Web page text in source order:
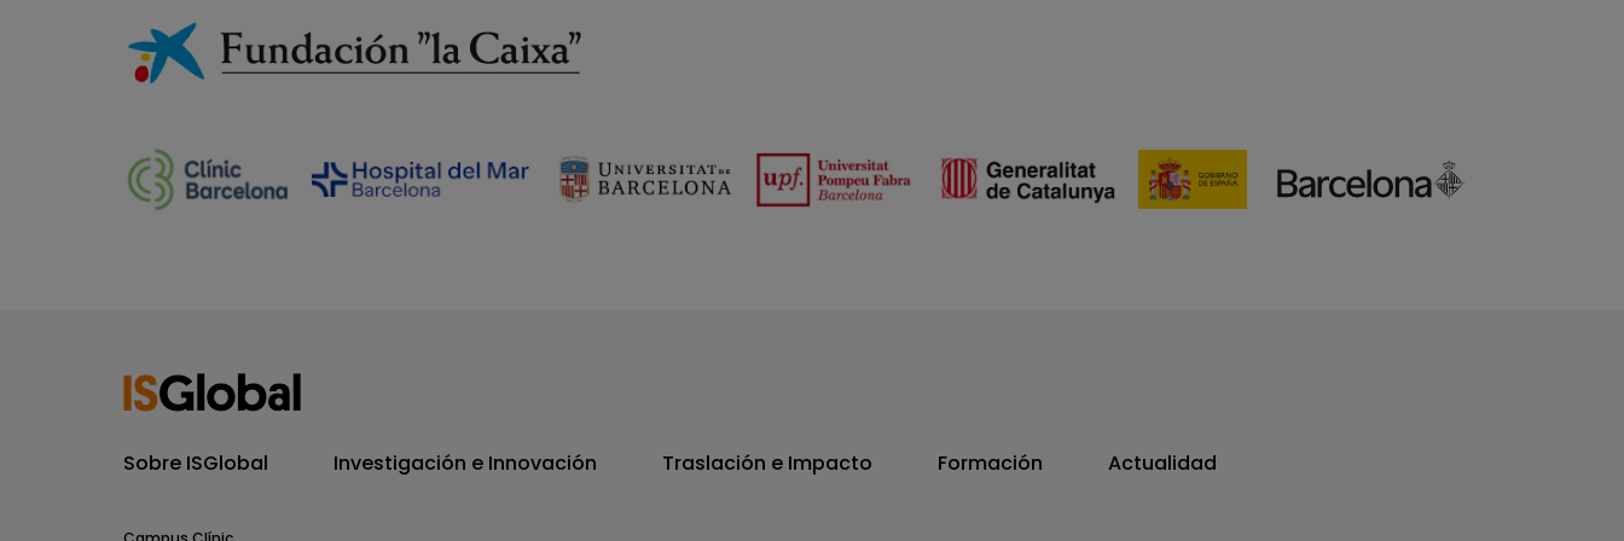
Sobre ISGlobal Investigación e Innovación Traslación e Impacto Formación Actualidad